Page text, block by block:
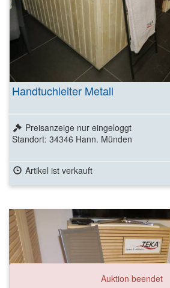
Handtuchleiter Metall
Preisanzeige nur eingeloggt
Standort: 34346 Hann. Münden
Artikel ist verkauft
Auktion beendet